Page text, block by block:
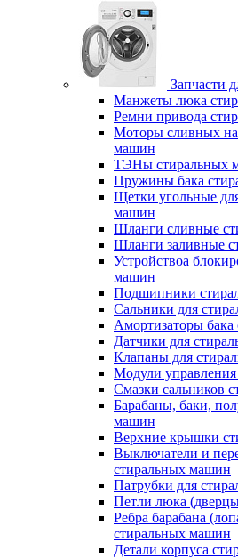
Запчасти
Манжеты люка
Ремни привода
Моторы сливных
машин
ТЭНы стиральных
Пружины бака
Щетки угольные
машин
Шланги сливные
Шланги заливные
Устройствоа
машин
Подшипники
Сальники для
Амортизаторы
Датчики для
Клапаны для
Модули
Смазки сальников
Барабаны, баки,
машин
Верхние крышки
Выключатели и
стиральных машин
Патрубки для
Петли люка
Ребра барабана
стиральных машин
Детали корпуса